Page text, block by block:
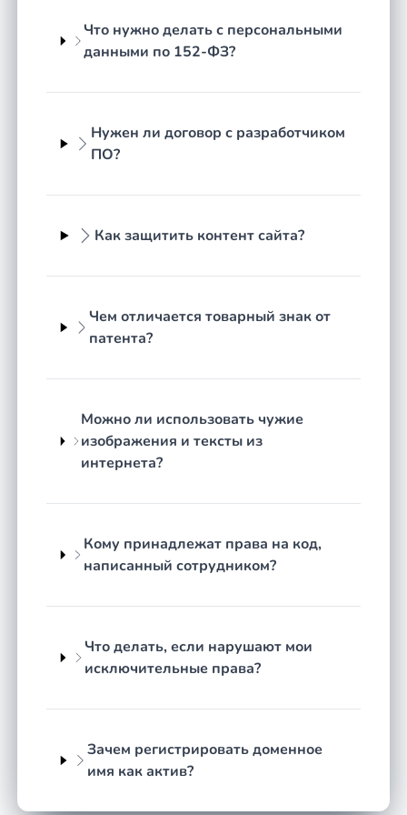
регионе Республика Бурятия обращаются по
следующим направлениям:
регистрация и защита товарных знаков,
бренда;
оформление и защита авторских прав на
видео;
составление и проверка IT-договоров — на
разработку ПО, оказание цифровых услуг,
приведение работы с персональными
данными в соответствие с требованиями
нарушении исключительных прав.
Юридическая суть вопроса
Правовое регулирование интеллектуальной
части 4 Гражданского кодекса РФ — именно она
определяет понятие исключительного права,
индивидуализации, а также порядок их
использования и защиты. К этому добавляется
данных», устанавливающий правила сбора,
Федеральный закон № 149-ФЗ «Об информации,
информационных технологиях и о защите
Что нужно делать с персональными
данными по 152-ФЗ?
Нужен ли договор с разработчиком
ПО?
Как защитить контент сайта?
Чем отличается товарный знак от
патента?
Можно ли использовать чужие
изображения и тексты из
интернета?
Кому принадлежат права на код,
написанный сотрудником?
Что делать, если нарушают мои
исключительные права?
Зачем регистрировать доменное
имя как актив?